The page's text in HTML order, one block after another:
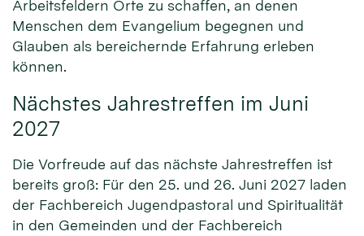
Arbeitsfeldern Orte zu schaffen, an denen
Menschen dem Evangelium begegnen und
Glauben als bereichernde Erfahrung erleben
können.
Nächstes Jahrestreffen im Juni
2027
Die Vorfreude auf das nächste Jahrestreffen ist
bereits groß: Für den 25. und 26. Juni 2027 laden
der Fachbereich Jugendpastoral und Spiritualität
in den Gemeinden und der Fachbereich